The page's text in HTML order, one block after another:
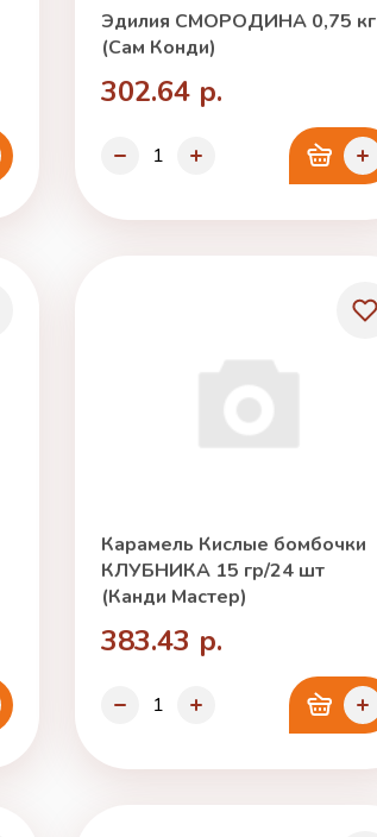
Эдилия СМОРОДИНА 0,75 кг
(Сам Конди)
302.64 р.
Карамель Кислые бомбочки
КЛУБНИКА 15 гр/24 шт
(Канди Мастер)
383.43 р.